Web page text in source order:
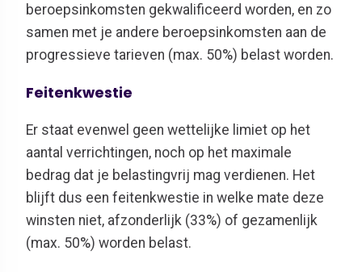
beroepsinkomsten gekwalificeerd worden, en zo
samen met je andere beroepsinkomsten aan de
progressieve tarieven (max. 50%) belast worden.
Feitenkwestie
Er staat evenwel geen wettelijke limiet op het
aantal verrichtingen, noch op het maximale
bedrag dat je belastingvrij mag verdienen. Het
blijft dus een feitenkwestie in welke mate deze
winsten niet, afzonderlijk (33%) of gezamenlijk
(max. 50%) worden belast.